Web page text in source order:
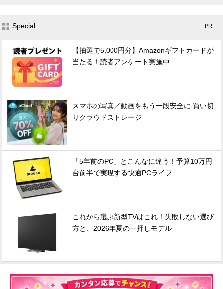
Special - PR -
【抽選で5,000円分】Amazonギフトカードが
当たる！読者アンケート実施中
スマホの写真／動画をもう一段安全に 買い切
りクラウドストレージ
「5年前のPC」とこんなに違う！予算10万円
台前半で実現する快適PCライフ
これから選ぶ新型TVはこれ！失敗しない選び
方と、2026年夏の一押しモデル